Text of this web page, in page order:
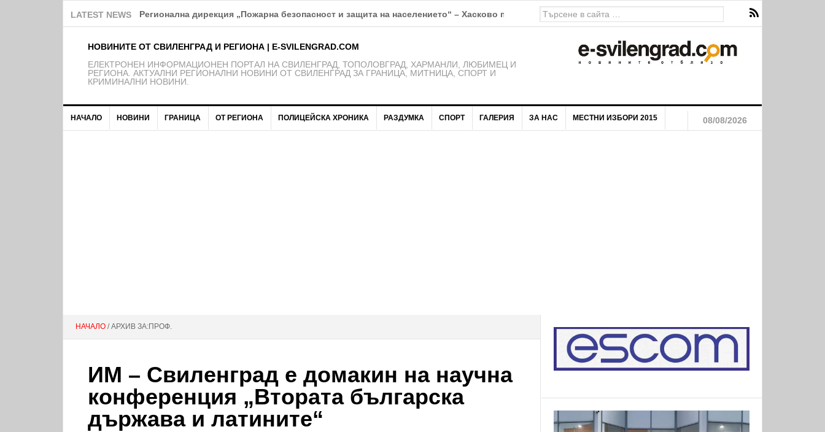
LATEST NEWS Над 150 деца от школата на ФК Свиленград – 1921 получават нови екипи
НОВИНИТЕ ОТ СВИЛЕНГРАД И РЕГИОНА | E-SVILENGRAD.COM
EЛЕКТРОНЕН ИНФОРМАЦИОНЕН ПОРТАЛ НА СВИЛЕНГРАД, ТОПОЛОВГРАД, ХАРМАНЛИ, ЛЮБИМЕЦ И
РЕГИОНА. АКТУАЛНИ РЕГИОНАЛНИ НОВИНИ ОТ СВИЛЕНГРАД ЗА ГРАНИЦА, МИТНИЦА, СПОРТ И
КРИМИНАЛНИ НОВИНИ.
НАЧАЛО НОВИНИ ГРАНИЦА ОТ РЕГИОНА ПОЛИЦЕЙСКА ХРОНИКА РАЗДУМКА СПОРТ ГАЛЕРИЯ ЗА НАС МЕСТНИ ИЗБОРИ 2015 08/08/2026
НАЧАЛО / АРХИВ ЗА:ПРОФ.
ИМ – Свиленград е домакин на научна
конференция „Втората българска
държава и латините“